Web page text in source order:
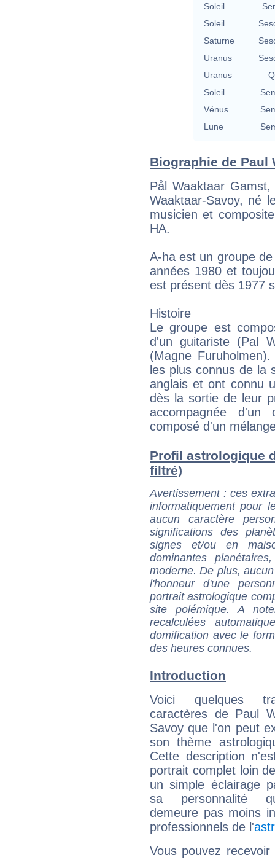
Soleil
Soleil
Saturne
Uranus
Uranus
Soleil
Vénus
Lune
Biographie de Paul
Pål Waaktaar
Waaktaar-Savoy, né
musicien et
HA.
A-ha est un groupe
années 1980 et
est présent dès 1977
Histoire
Le groupe est
d'un guitariste (Pal
(Magne
les plus connus de la
anglais et ont connu
dès la sortie de leur
accompagnée
composé d'un
Profil astrologique
filtré)
Avertissement: ces
informatiquement pour
aucun caractère
significations des
signes et/ou en
dominantes
moderne. De plus,
l'honneur d'une
portrait astrologique
site polémique. A
recalculées
domification avec le
des heures connues.
Introduction
Voici quelques
caractères de Paul
Savoy que l'on peut
son thème
Cette description
portrait complet loin
un simple éclairage
sa personnalité
demeure pas moins
professionnels de l'
Vous pouvez